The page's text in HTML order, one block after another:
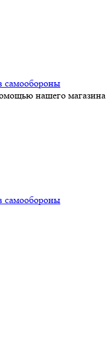
нашего магазина